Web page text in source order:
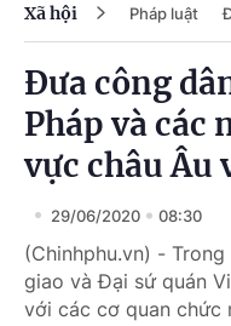
Xã hội Pháp luật
Đưa công
Pháp và các
vực châu Âu
29/06/2020 08:30
(Chinhphu.vn) -
giao và Đại sứ quán
với các cơ quan chức